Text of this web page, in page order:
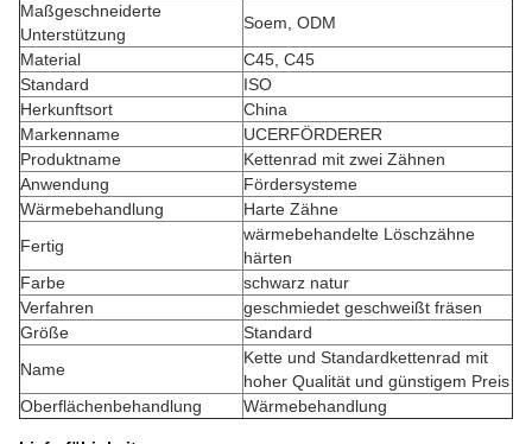
Maßgeschneiderte
Unterstützung
Soem, ODM
Material
C45, C45
Standard
ISO
Herkunftsort
China
Markenname
UCERFÖRDERER
Produktname
Kettenrad mit zwei Zähnen
Anwendung
Fördersysteme
Wärmebehandlung
Harte Zähne
Fertig
wärmebehandelte Löschzähne
härten
Farbe
schwarz natur
Verfahren
geschmiedet geschweißt fräsen
Größe
Standard
Name
Kette und Standardkettenrad mit
hoher Qualität und günstigem Preis
Oberflächenbehandlung
Wärmebehandlung